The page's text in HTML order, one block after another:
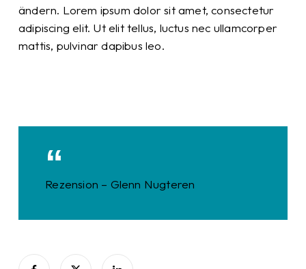
Rezension – Glenn Nugteren
ändern. Lorem ipsum dolor sit amet, consectetur
adipiscing elit. Ut elit tellus, luctus nec ullamcorper
mattis, pulvinar dapibus leo.